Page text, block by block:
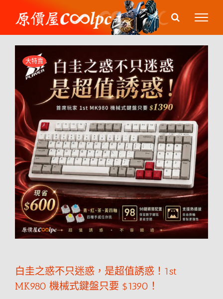
content
大特賣
白圭之惑不只迷惑，是超值誘惑！1st
MK980 機械式鍵盤只要 $1390！